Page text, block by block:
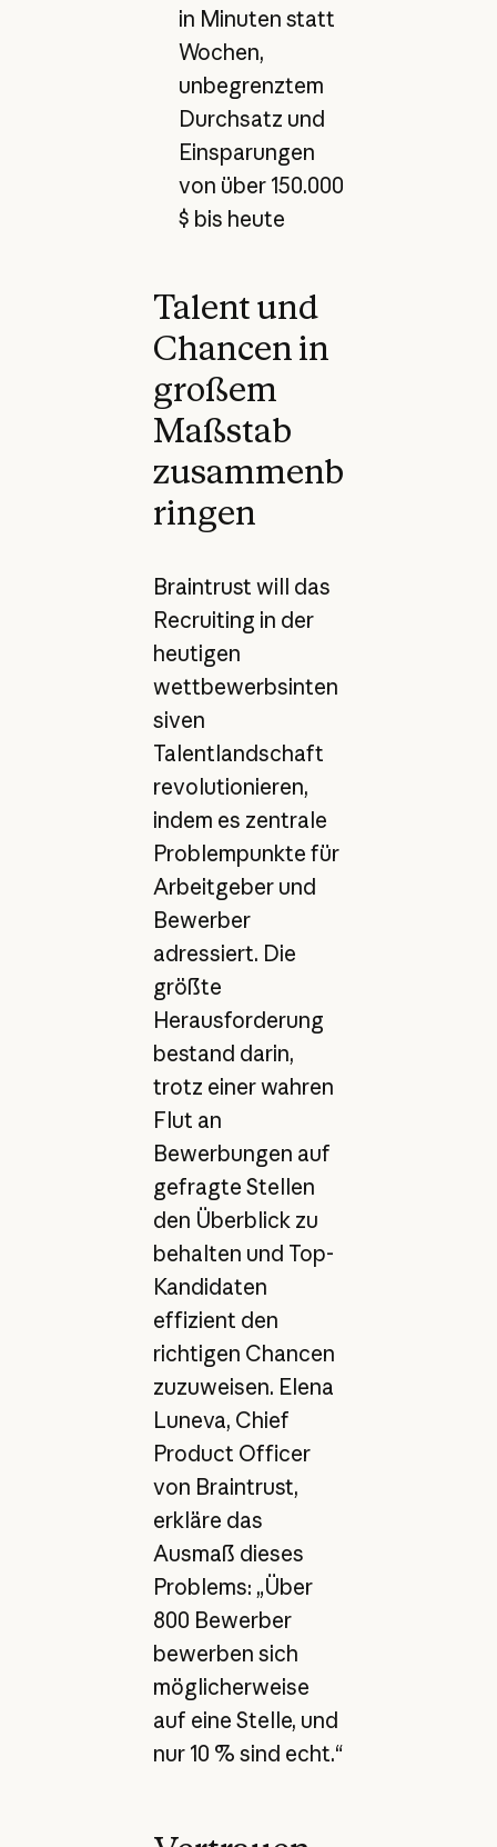
in Minuten statt
Wochen,
unbegrenztem
Durchsatz und
Einsparungen
von über 150.000
$ bis heute
Talent und
Chancen in
großem
Maßstab
zusammenb
ringen
Braintrust will das
Recruiting in der
heutigen
wettbewerbsinten
siven
Talentlandschaft
revolutionieren,
indem es zentrale
Problempunkte für
Arbeitgeber und
Bewerber
adressiert. Die
größte
Herausforderung
bestand darin,
trotz einer wahren
Flut an
Bewerbungen auf
gefragte Stellen
den Überblick zu
behalten und Top-
Kandidaten
effizient den
richtigen Chancen
zuzuweisen. Elena
Luneva, Chief
Product Officer
von Braintrust,
erkläre das
Ausmaß dieses
Problems: „Über
800 Bewerber
bewerben sich
möglicherweise
auf eine Stelle, und
nur 10 % sind echt.“